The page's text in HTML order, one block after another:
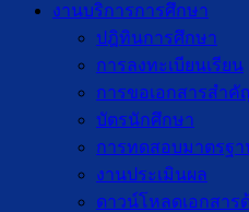
งานบริการการศึกษา
ปฎิทินการศึกษา
การลงทะเบียนเรียน
การขอเอกสารสำ
บัตรนักศึกษา
การทดสอบมาตรฐ
งานประเมินผล
ดาวน์โหลดเอกสาร